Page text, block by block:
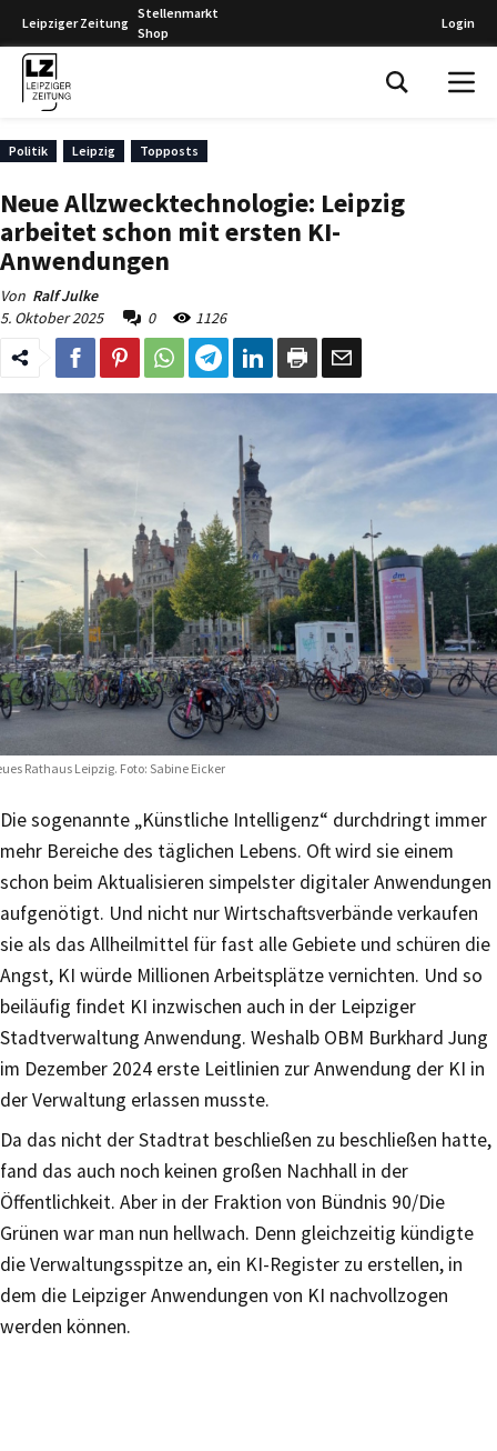
Leipziger Zeitung
Stellenmarkt
Shop
Login
Politik Leipzig Topposts
Neue Allzwecktechnologie: Leipzig
arbeitet schon mit ersten KI-
Anwendungen
Von Ralf Julke
5. Oktober 2025
0 1126
Rathaus Leipzig. Foto: Sabine Eicker
Die sogenannte „Künstliche Intelligenz“ durchdringt immer
mehr Bereiche des täglichen Lebens. Oft wird sie einem
schon beim Aktualisieren simpelster digitaler Anwendungen
aufgenötigt. Und nicht nur Wirtschaftsverbände verkaufen
sie als das Allheilmittel für fast alle Gebiete und schüren die
Angst, KI würde Millionen Arbeitsplätze vernichten. Und so
beiläufig findet KI inzwischen auch in der Leipziger
Stadtverwaltung Anwendung. Weshalb OBM Burkhard Jung
im Dezember 2024 erste Leitlinien zur Anwendung der KI in
der Verwaltung erlassen musste.
Da das nicht der Stadtrat beschließen zu beschließen hatte,
fand das auch noch keinen großen Nachhall in der
Öffentlichkeit. Aber in der Fraktion von Bündnis 90/Die
Grünen war man nun hellwach. Denn gleichzeitig kündigte
die Verwaltungsspitze an, ein KI-Register zu erstellen, in
dem die Leipziger Anwendungen von KI nachvollzogen
werden können.